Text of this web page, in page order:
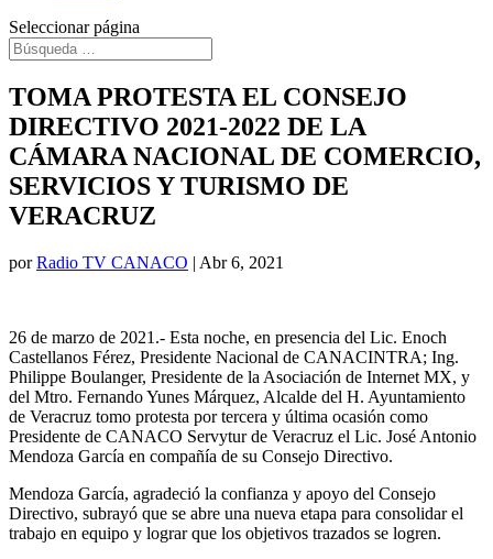
Seleccionar página
TOMA PROTESTA EL CONSEJO
DIRECTIVO 2021-2022 DE LA
CÁMARA NACIONAL DE COMERCIO,
SERVICIOS Y TURISMO DE
VERACRUZ
porRadio TV CANACO | Abr 6, 2021
26 de marzo de 2021.- Esta noche, en presencia del Lic. Enoch
Castellanos Férez, Presidente Nacional de CANACINTRA; Ing.
Philippe Boulanger, Presidente de la Asociación de Internet MX, y
del Mtro. Fernando Yunes Márquez, Alcalde del H. Ayuntamiento
de Veracruz tomo protesta por tercera y última ocasión como
Presidente de CANACO Servytur de Veracruz el Lic. José Antonio
Mendoza García en compañía de su Consejo Directivo.
Mendoza García, agradeció la confianza y apoyo del Consejo
Directivo, subrayó que se abre una nueva etapa para consolidar el
trabajo en equipo y lograr que los objetivos trazados se logren.